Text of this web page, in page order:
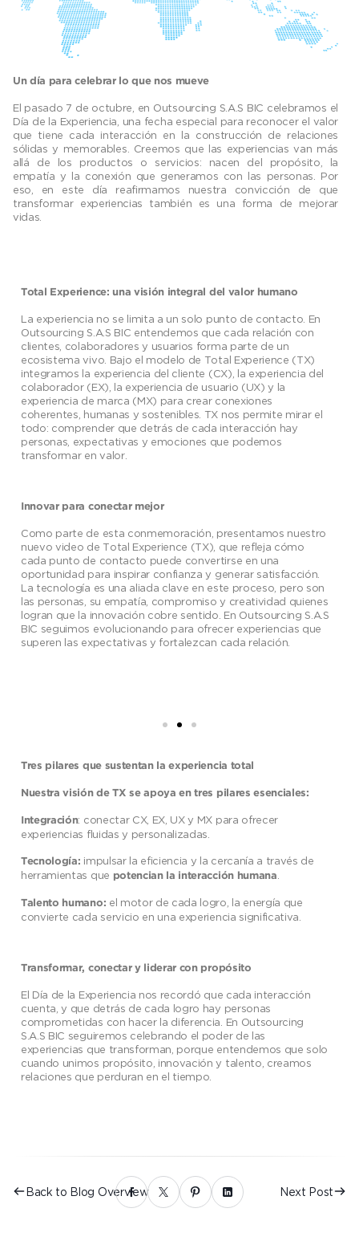
Un día para celebrar lo que nos mueve
El pasado 7 de octubre, en Outsourcing S.A.S BIC celebramos el
Día de la Experiencia, una fecha especial para reconocer el valor
que tiene cada interacción en la construcción de relaciones
sólidas y memorables. Creemos que las experiencias van más
allá de los productos o servicios: nacen del propósito, la
empatía y la conexión que generamos con las personas. Por
eso, en este día reafirmamos nuestra convicción de que
transformar experiencias también es una forma de mejorar
vidas.
Total Experience: una visión integral del valor humano
La experiencia no se limita a un solo punto de contacto. En
Outsourcing S.A.S BIC entendemos que cada relación con
clientes, colaboradores y usuarios forma parte de un
ecosistema vivo. Bajo el modelo de Total Experience (TX)
integramos la experiencia del cliente (CX), la experiencia del
colaborador (EX), la experiencia de usuario (UX) y la
experiencia de marca (MX) para crear conexiones
coherentes, humanas y sostenibles. TX nos permite mirar el
todo: comprender que detrás de cada interacción hay
personas, expectativas y emociones que podemos
transformar en valor.
Innovar para conectar mejor
Como parte de esta conmemoración, presentamos nuestro
nuevo video de Total Experience (TX), que refleja cómo
cada punto de contacto puede convertirse en una
oportunidad para inspirar confianza y generar satisfacción.
La tecnología es una aliada clave en este proceso, pero son
las personas, su empatía, compromiso y creatividad quienes
logran que la innovación cobre sentido. En Outsourcing S.A.S
BIC seguimos evolucionando para ofrecer experiencias que
superen las expectativas y fortalezcan cada relación.
Tres pilares que sustentan la experiencia total
Nuestra visión de TX se apoya en tres pilares esenciales:
Integración: conectar CX, EX, UX y MX para ofrecer
experiencias fluidas y personalizadas.
Tecnología: impulsar la eficiencia y la cercanía a través de
herramientas que potencian la interacción humana
Talento humano: el motor de cada logro, la energía que
convierte cada servicio en una experiencia significativa.
Transformar, conectar y liderar con propósito
El Día de la Experiencia nos recordó que cada interacción
cuenta, y que detrás de cada logro hay personas
comprometidas con hacer la diferencia. En Outsourcing
S.A.S BIC seguiremos celebrando el poder de las
experiencias que transforman, porque entendemos que solo
cuando unimos propósito, innovación y talento, creamos
relaciones que perduran en el tiempo.
Back to Blog Overview Next Post